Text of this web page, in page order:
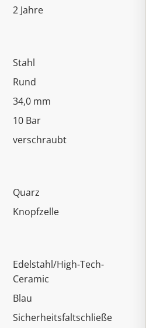
2 Jahre
Stahl
Rund
34,0 mm
10 Bar
verschraubt
Quarz
Knopfzelle
Edelstahl/High-Tech-
Ceramic
Blau
Sicherheitsfaltschließe